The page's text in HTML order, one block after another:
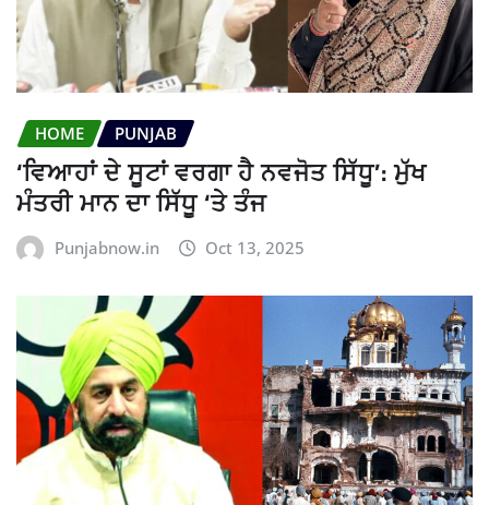
HOME PUNJAB
‘ਵਿਆਹਾਂ ਦੇ ਸੂਟਾਂ ਵਰਗਾ ਹੈ ਨਵਜੋਤ ਸਿੱਧੂ’: ਮੁੱਖ
ਮੰਤਰੀ ਮਾਨ ਦਾ ਸਿੱਧੂ ‘ਤੇ ਤੰਜ
Punjabnow.in Oct 13, 2025